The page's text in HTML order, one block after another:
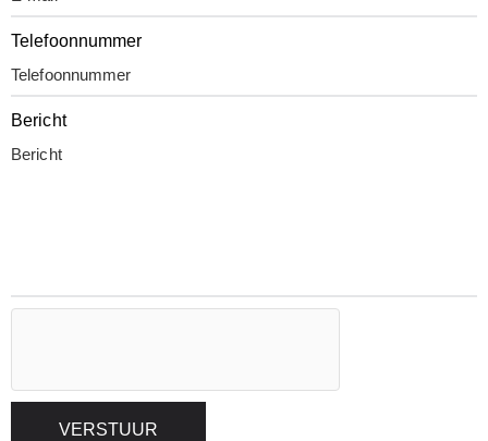
Telefoonnummer
Bericht
VERSTUUR